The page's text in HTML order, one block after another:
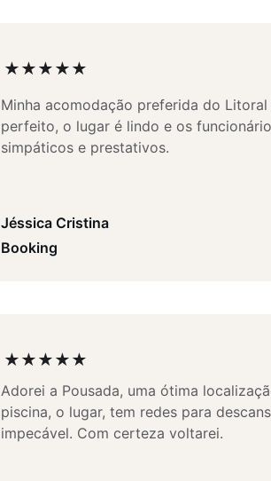
Minha acomodação preferida do
perfeito, o lugar é lindo e os
simpáticos e prestativos.
Jéssica Cristina
★★★★★
Booking
★★★★★
Adorei a Pousada, uma ótima
piscina, o lugar, tem redes para
impecável. Com certeza voltarei.